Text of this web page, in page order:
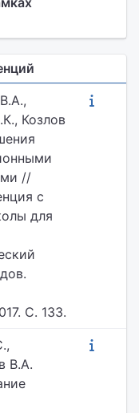
Козлов
//
с
для
С. 133.
В.А.